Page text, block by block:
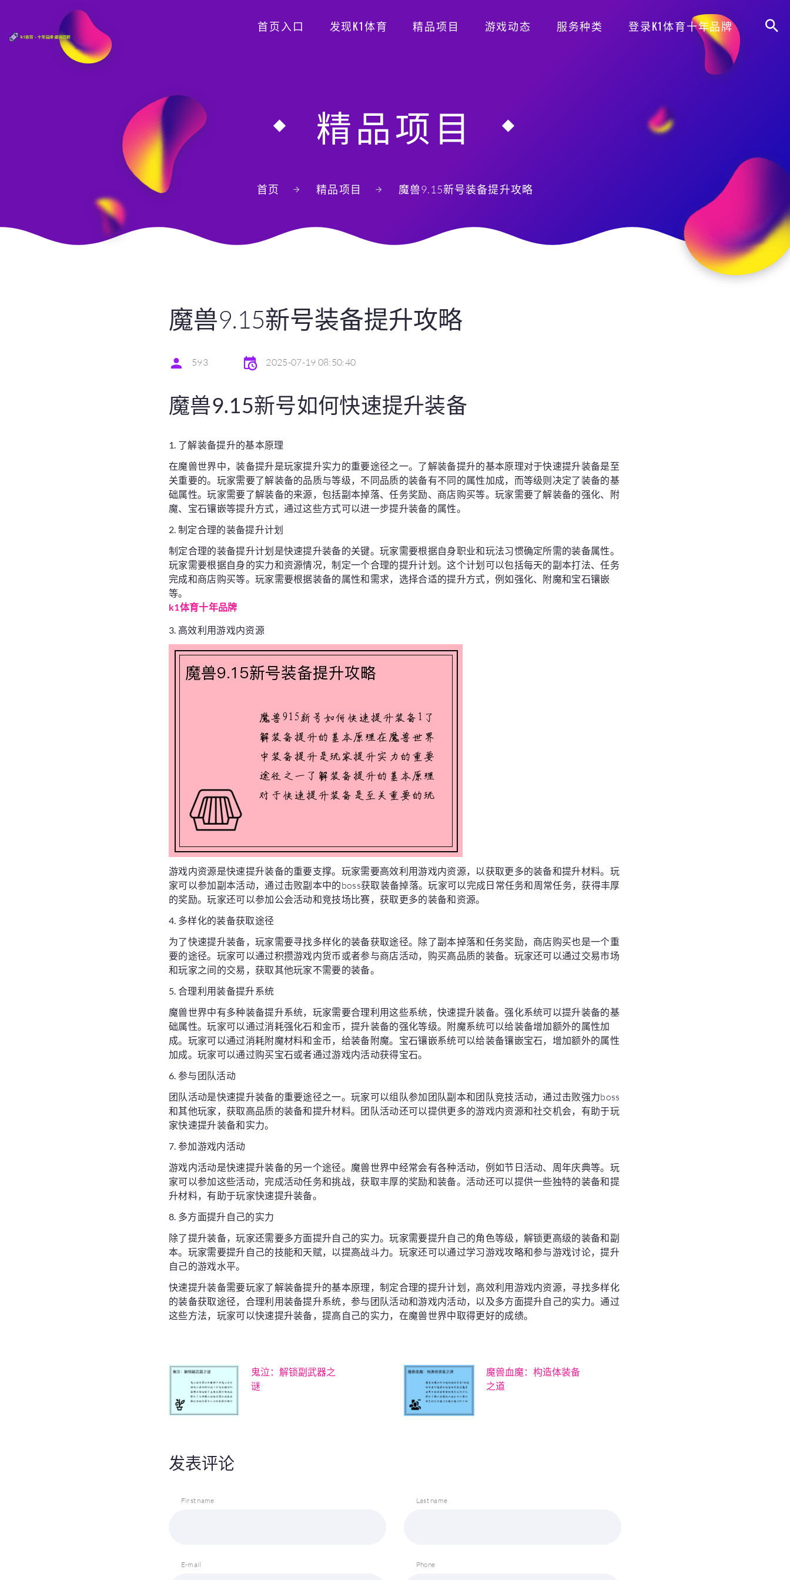
首页入口 发现K1体育 精品项目 游戏动态 服务种类 登录K1体育十年品牌
精品项目
首页 精品项目 魔兽9.15新号装备提升攻略
魔兽9.15新号装备提升攻略
593 2025-07-19 08:50:40
魔兽9.15新号如何快速提升装备
1. 了解装备提升的基本原理
在魔兽世界中，装备提升是玩家提升实力的重要途径之一。了解装备提升的基本原理对于快速提升装备是至
关重要的。玩家需要了解装备的品质与等级，不同品质的装备有不同的属性加成，而等级则决定了装备的基
础属性。玩家需要了解装备的来源，包括副本掉落、任务奖励、商店购买等。玩家需要了解装备的强化、附
魔、宝石镶嵌等提升方式，通过这些方式可以进一步提升装备的属性。
2. 制定合理的装备提升计划
制定合理的装备提升计划是快速提升装备的关键。玩家需要根据自身职业和玩法习惯确定所需的装备属性。
玩家需要根据自身的实力和资源情况，制定一个合理的提升计划。这个计划可以包括每天的副本打法、任务
完成和商店购买等。玩家需要根据装备的属性和需求，选择合适的提升方式，例如强化、附魔和宝石镶嵌
等。
k1体育十年品牌
3. 高效利用游戏内资源
游戏内资源是快速提升装备的重要支撑。玩家需要高效利用游戏内资源，以获取更多的装备和提升材料。玩
家可以参加副本活动，通过击败副本中的boss获取装备掉落。玩家可以完成日常任务和周常任务，获得丰厚
的奖励。玩家还可以参加公会活动和竞技场比赛，获取更多的装备和资源。
4. 多样化的装备获取途径
为了快速提升装备，玩家需要寻找多样化的装备获取途径。除了副本掉落和任务奖励，商店购买也是一个重
要的途径。玩家可以通过积攒游戏内货币或者参与商店活动，购买高品质的装备。玩家还可以通过交易市场
和玩家之间的交易，获取其他玩家不需要的装备。
5. 合理利用装备提升系统
魔兽世界中有多种装备提升系统，玩家需要合理利用这些系统，快速提升装备。强化系统可以提升装备的基
础属性。玩家可以通过消耗强化石和金币，提升装备的强化等级。附魔系统可以给装备增加额外的属性加
成。玩家可以通过消耗附魔材料和金币，给装备附魔。宝石镶嵌系统可以给装备镶嵌宝石，增加额外的属性
加成。玩家可以通过购买宝石或者通过游戏内活动获得宝石。
6. 参与团队活动
团队活动是快速提升装备的重要途径之一。玩家可以组队参加团队副本和团队竞技活动，通过击败强力boss
和其他玩家，获取高品质的装备和提升材料。团队活动还可以提供更多的游戏内资源和社交机会，有助于玩
家快速提升装备和实力。
7. 参加游戏内活动
游戏内活动是快速提升装备的另一个途径。魔兽世界中经常会有各种活动，例如节日活动、周年庆典等。玩
家可以参加这些活动，完成活动任务和挑战，获取丰厚的奖励和装备。活动还可以提供一些独特的装备和提
升材料，有助于玩家快速提升装备。
8. 多方面提升自己的实力
除了提升装备，玩家还需要多方面提升自己的实力。玩家需要提升自己的角色等级，解锁更高级的装备和副
本。玩家需要提升自己的技能和天赋，以提高战斗力。玩家还可以通过学习游戏攻略和参与游戏讨论，提升
自己的游戏水平。
快速提升装备需要玩家了解装备提升的基本原理，制定合理的提升计划，高效利用游戏内资源，寻找多样化
的装备获取途径，合理利用装备提升系统，参与团队活动和游戏内活动，以及多方面提升自己的实力。通过
这些方法，玩家可以快速提升装备，提高自己的实力，在魔兽世界中取得更好的成绩。
鬼泣：解锁副武器之
谜
魔兽血魔：构造体装备
之道
发表评论
First name Last name
E-mail Phone